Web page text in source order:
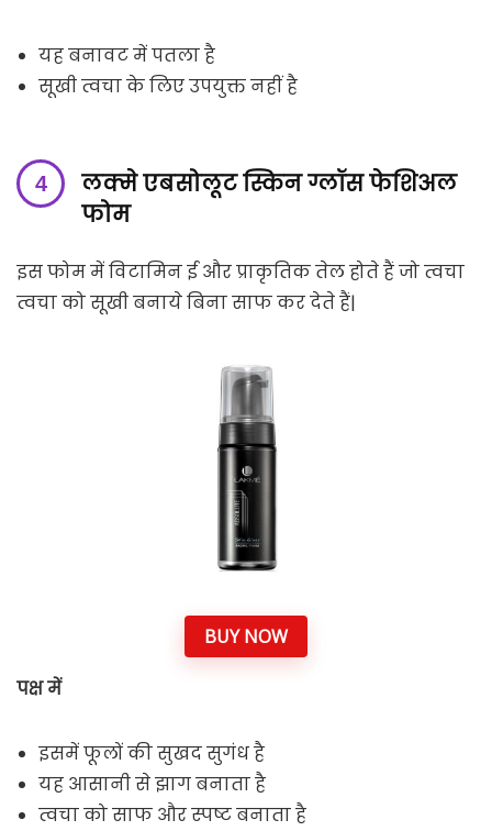
यह बनावट में पतला है
सूखी त्वचा के लिए उपयुक्त नहीं है
लक्मे एबसोलूट स्किन ग्लॉस फेशिअल
फोम
इस फोम में विटामिन ई और प्राकृतिक तेल होते हैं जो त्वचा
त्वचा को सूखी बनाये बिना साफ कर देते हैं|
BUY NOW
पक्ष में
इसमें फूलों की सुखद सुगंध है
यह आसानी से झाग बनाता है
त्वचा को साफ और स्पष्ट बनाता है